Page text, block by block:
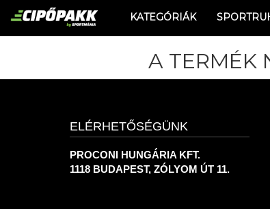
KATEGÓRIÁK
A TERMÉK
ELÉRHETŐSÉGÜNK
PROCONI HUNGÁRIA KFT.
1118 BUDAPEST, ZÓLYOM ÚT 11.